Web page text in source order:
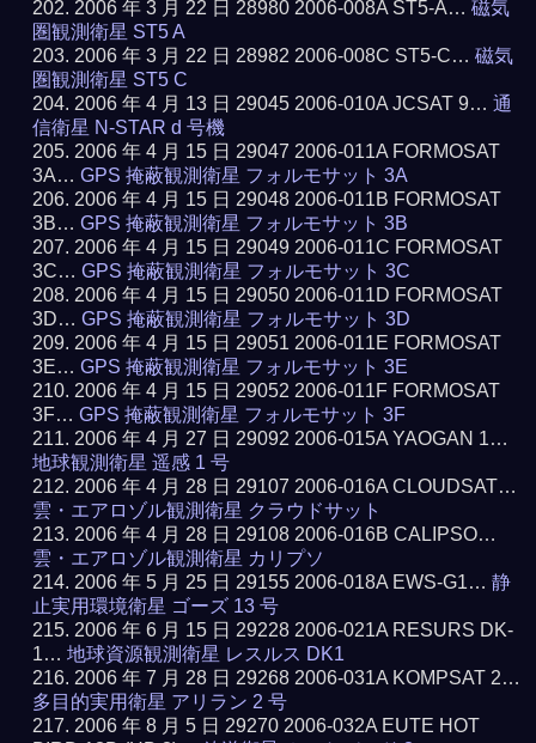
2006 年 3 月 22 日 28980 2006-008A ST5-A…磁気
圏観測衛星 ST5 A
2006 年 3 月 22 日 28982 2006-008C ST5-C…磁気
圏観測衛星 ST5 C
2006 年 4 月 13 日 29045 2006-010A JCSAT 9…通
信衛星 N-STAR d 号機
2006 年 4 月 15 日 29047 2006-011A FORMOSAT
3A…GPS 掩蔽観測衛星 フォルモサット 3A
2006 年 4 月 15 日 29048 2006-011B FORMOSAT
3B…GPS 掩蔽観測衛星 フォルモサット 3B
2006 年 4 月 15 日 29049 2006-011C FORMOSAT
3C…GPS 掩蔽観測衛星 フォルモサット 3C
2006 年 4 月 15 日 29050 2006-011D FORMOSAT
3D…GPS 掩蔽観測衛星 フォルモサット 3D
2006 年 4 月 15 日 29051 2006-011E FORMOSAT
3E…GPS 掩蔽観測衛星 フォルモサット 3E
2006 年 4 月 15 日 29052 2006-011F FORMOSAT
3F…GPS 掩蔽観測衛星 フォルモサット 3F
2006 年 4 月 27 日 29092 2006-015A YAOGAN 1…
地球観測衛星 遥感 1 号
2006 年 4 月 28 日 29107 2006-016A CLOUDSAT…
雲・エアロゾル観測衛星 クラウドサット
2006 年 4 月 28 日 29108 2006-016B CALIPSO…
雲・エアロゾル観測衛星 カリプソ
2006 年 5 月 25 日 29155 2006-018A EWS-G1…静
止実用環境衛星 ゴーズ 13 号
2006 年 6 月 15 日 29228 2006-021A RESURS DK-
1…地球資源観測衛星 レスルス DK1
2006 年 7 月 28 日 29268 2006-031A KOMPSAT 2…
多目的実用衛星 アリラン 2 号
2006 年 8 月 5 日 29270 2006-032A EUTE HOT